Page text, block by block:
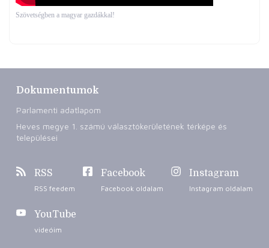
Szövetségben a magyar gazdákkal!
Dokumentumok
Parlamenti adatlapom
Heves megye 1. számú választókerületének térképe és
települései
RSS
RSS feedem
Facebook
Facebook oldalam
Instagram
Instagram oldalam
YouTube
videóim